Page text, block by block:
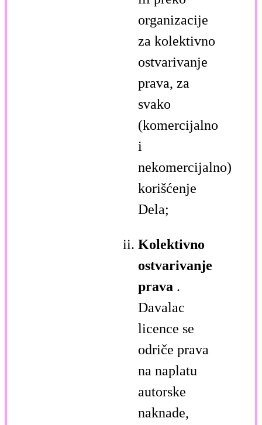
organizacije
za kolektivno
ostvarivanje
prava, za
svako
(komercijalno
i
nekomercijalno)
korišćenje
Dela;
Kolektivno
ostvarivanje
prava .
Davalac
licence se
odriče prava
na naplatu
autorske
naknade,